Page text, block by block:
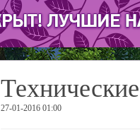
27-01-2016 01:00